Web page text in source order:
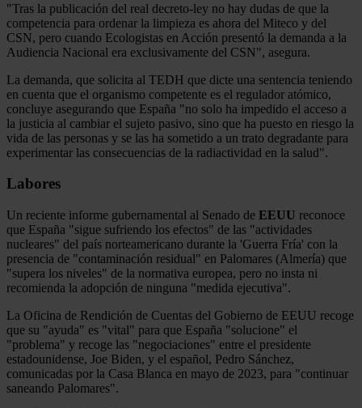
"Tras la publicación del real decreto-ley no hay dudas de que la
competencia para ordenar la limpieza es ahora del Miteco y del
CSN, pero cuando Ecologistas en Acción presentó la demanda a la
Audiencia Nacional era exclusivamente del CSN", asegura.
La demanda, que solicita al TEDH que dicte una sentencia teniendo
en cuenta que el organismo competente es el regulador atómico,
concluye asegurando que España "no solo ha impedido el acceso a
la justicia al cambiar el sujeto pasivo, sino que ha puesto en riesgo la
vida de las personas y se las ha sometido a un trato degradante para
experimentar las consecuencias de la radiactividad en la salud".
Labores
Un reciente informe gubernamental al Senado de EEUU reconoce
que España "sigue sufriendo los efectos" de las "actividades
nucleares" del país norteamericano durante la 'Guerra Fría' con la
presencia de "contaminación residual" en Palomares (Almería) que
"supera los niveles" de la normativa europea, pero no insta ni
recomienda la adopción de ninguna "medida ejecutiva".
La Oficina de Rendición de Cuentas del Gobierno de EEUU recoge
que su "ayuda" es "vital" para que España "solucione" el
"problema" y recoge las "negociaciones" entre el presidente
estadounidense, Joe Biden, y el español, Pedro Sánchez,
comunicadas por la Casa Blanca en mayo de 2023, para "continuar
saneando Palomares".